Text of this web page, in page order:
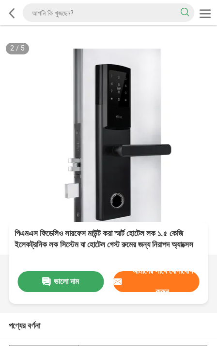
2/ 5
পিএমএস ফিডেলিও সারফেস মাউন্ট করা স্মার্ট হোটেল লক ১.৫ কেজি
ইলেকট্রনিক লক সিস্টেম যা হোটেল গেস্ট রুমের জন্য নিরাপদ অ্যাক্সেস
ভালো দাম
আমাদের সাথে যোগাযোগ
করুন
পণ্যের বর্ণনা